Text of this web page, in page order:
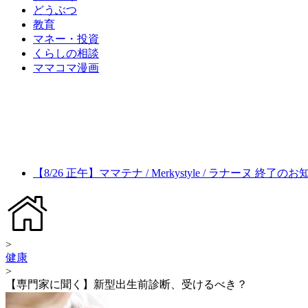
どうぶつ
教育
マネー・投資
くらしの相談
ママコマ漫画
【8/26 正午】ママテナ / Merkystyle / ラナーヌ 終了のお
>
健康
>
【専門家に聞く】新型出生前診断‎、受けるべき？